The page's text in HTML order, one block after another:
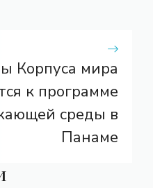
Корпуса мира
к программе
среды в
Панаме